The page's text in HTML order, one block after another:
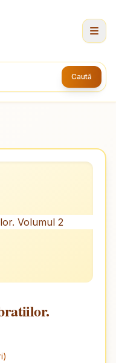
Caută